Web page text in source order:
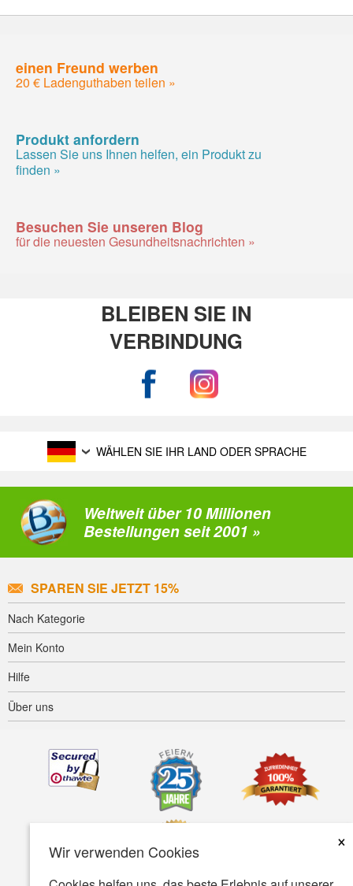
Wir verwenden Cookies
×
einen Freund werben
20 € Ladenguthaben teilen »
Produkt anfordern
Lassen Sie uns Ihnen helfen, ein Produkt zu
finden »
Besuchen Sie unseren Blog
für die neuesten Gesundheitsnachrichten »
BLEIBEN SIE IN
VERBINDUNG
WÄHLEN SIE IHR LAND ODER SPRACHE
Weltweit über 10 Millionen
Bestellungen seit 2001 »
SPAREN SIE JETZT 15%
Nach Kategorie
Mein Konto
Hilfe
Über uns